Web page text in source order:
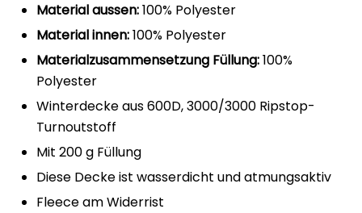
Material aussen:100% Polyester
Material innen:100% Polyester
Materialzusammensetzung Füllung:100%
Polyester
Winterdecke aus 600D, 3000/3000 Ripstop-
Turnoutstoff
Mit 200 g Füllung
Diese Decke ist wasserdicht und atmungsaktiv
Fleece am Widerrist